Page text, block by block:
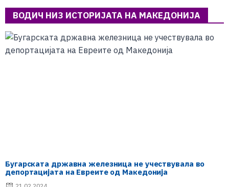
ВОДИЧ НИЗ ИСТОРИЈАТА НА МАКЕДОНИЈА
Бугарската државна железница не учествувала во
депортацијата на Евреите од Македонија
21.02.2024